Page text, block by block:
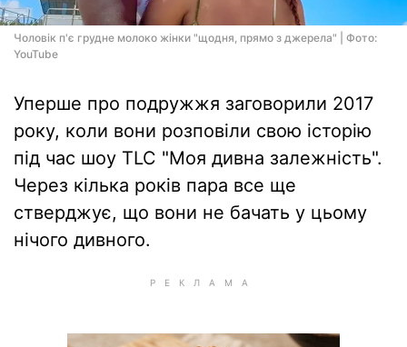
Чоловік п'є грудне молоко жінки "щодня, прямо з джерела" | Фото:
YouTube
Уперше про подружжя заговорили 2017
року, коли вони розповіли свою історію
під час шоу TLC "Моя дивна залежність".
Через кілька років пара все ще
стверджує, що вони не бачать у цьому
нічого дивного.